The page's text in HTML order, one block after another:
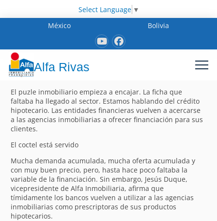
Select Language ▼
México
Bolivia
Alfa Rivas
El puzle inmobiliario empieza a encajar. La ficha que
faltaba ha llegado al sector. Estamos hablando del crédito
hipotecario. Las entidades financieras vuelven a acercarse
a las agencias inmobiliarias a ofrecer financiación para sus
clientes.
El coctel está servido
Mucha demanda acumulada, mucha oferta acumulada y
con muy buen precio, pero, hasta hace poco faltaba la
variable de la financiación. Sin embargo, Jesús Duque,
vicepresidente de Alfa Inmobiliaria, afirma que
tímidamente los bancos vuelven a utilizar a las agencias
inmobiliarias como prescriptoras de sus productos
hipotecarios.